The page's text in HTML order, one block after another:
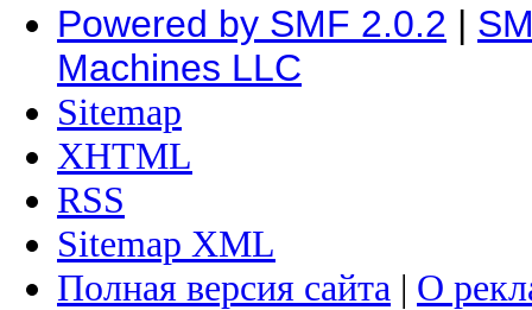
Powered by SMF 2.0.2 |
Machines LLC
Sitemap
XHTML
RSS
Sitemap XML
Полная версия сайта | О